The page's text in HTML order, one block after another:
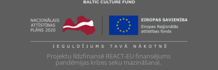
Projektu līdzfinansē REACT-EU finansējums
pandēmijas krīzes seku mazināšanai.